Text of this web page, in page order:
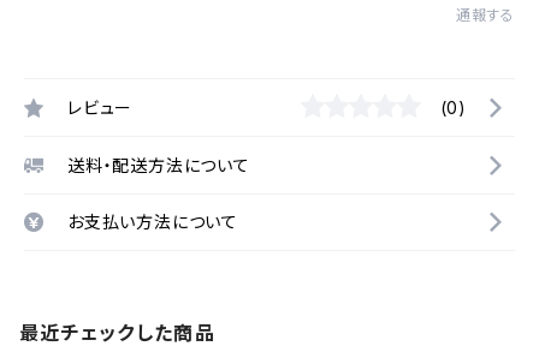
通報する
レビュー (0)
送料・配送方法について
お支払い方法について
最近チェックした商品